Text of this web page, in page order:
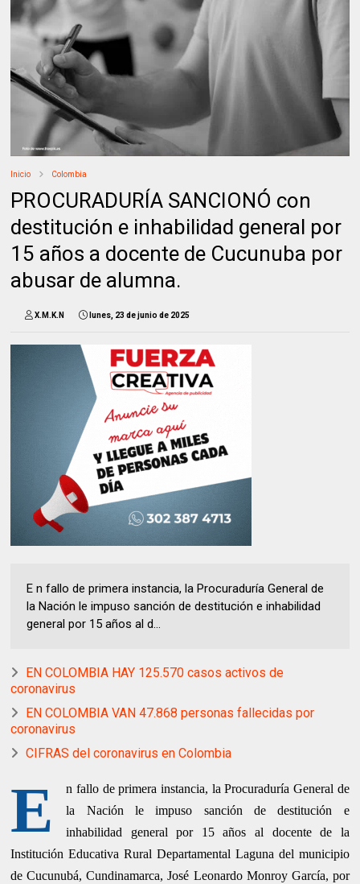
Inicio Colombia
PROCURADURÍA SANCIONÓ con
destitución e inhabilidad general por
15 años a docente de Cucunuba por
abusar de alumna.
X.M.K.N lunes, 23 de junio de 2025
E n fallo de primera instancia, la Procuraduría General de
la Nación le impuso sanción de destitución e inhabilidad
general por 15 años al d...
EN COLOMBIA HAY 125.570 casos activos de
coronavirus
EN COLOMBIA VAN 47.868 personas fallecidas por
coronavirus
CIFRAS del coronavirus en Colombia
E
n fallo de primera instancia, la Procuraduría General de
la Nación le impuso sanción de destitución e
inhabilidad general por 15 años al docente de la
Institución Educativa Rural Departamental Laguna del municipio
de Cucunubá, Cundinamarca, José Leonardo Monroy García, por